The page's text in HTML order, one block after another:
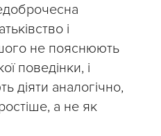
і
не пояснюють
поведінки, і
діяти аналогічно,
а не як